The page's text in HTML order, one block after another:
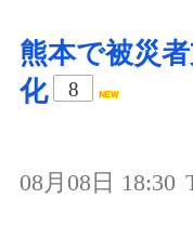
熊本で被災
化
8
08月08日 18:30